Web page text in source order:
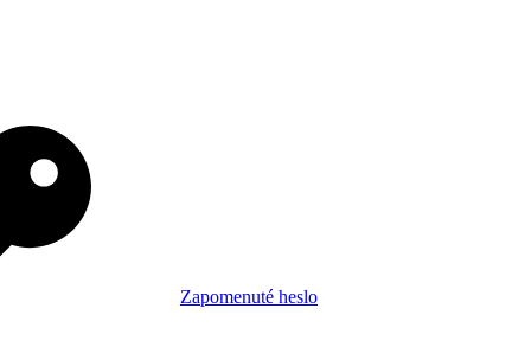
Zapomenuté heslo